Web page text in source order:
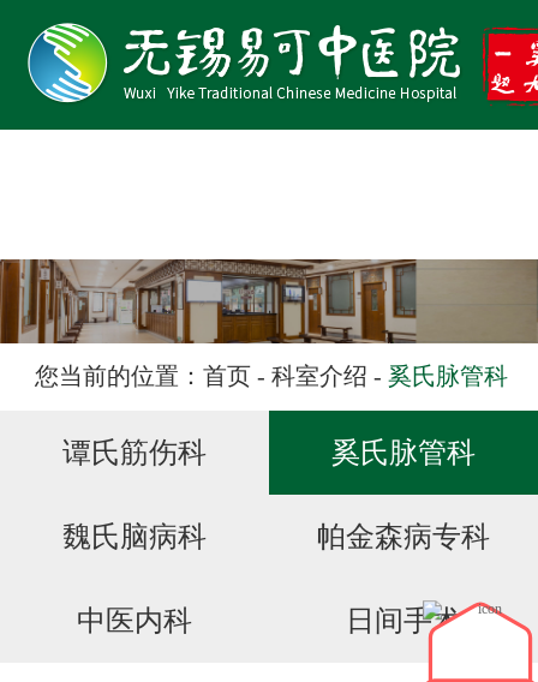
医院首页
医院概况
医院动态
学术易可
文化易可
健康教育
在线招聘
您当前的位置： 首页 - 科室介绍 - 奚氏脉管科
谭氏筋伤科 奚氏脉管科
魏氏脑病科 帕金森病专科
中医内科 日间手术